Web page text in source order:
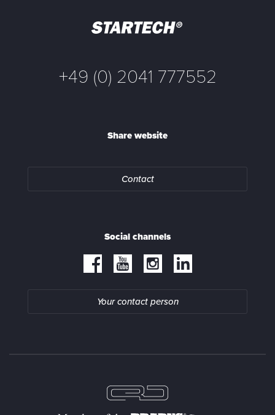
+49 (0) 2041 777552
Share website
Contact
Social channels
Your contact person